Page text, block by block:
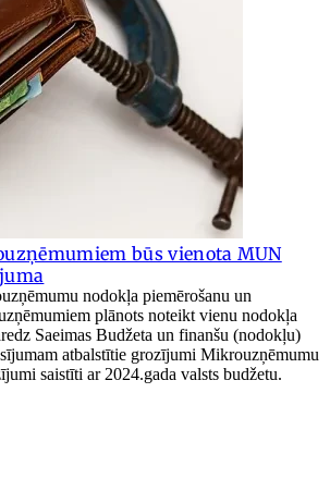
būs vienota MUN
nodokļa piemērošanu un
plānots noteikt vienu nodokļa
Saeimas Budžeta un finanšu (nodokļu)
atbalstītie grozījumi Mikrouzņēmumu
saistīti ar 2024.gada valsts budžetu.